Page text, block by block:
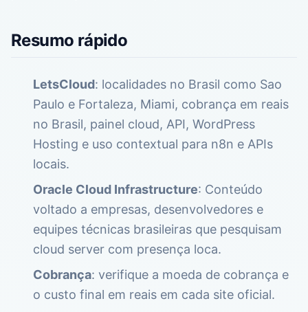
Resumo rápido
LetsCloud: localidades no Brasil como Sao
Paulo e Fortaleza, Miami, cobrança em reais
no Brasil, painel cloud, API, WordPress
Hosting e uso contextual para n8n e APIs
locais.
Oracle Cloud Infrastructure: Conteúdo
voltado a empresas, desenvolvedores e
equipes técnicas brasileiras que pesquisam
cloud server com presença loca.
Cobrança: verifique a moeda de cobrança e
o custo final em reais em cada site oficial.